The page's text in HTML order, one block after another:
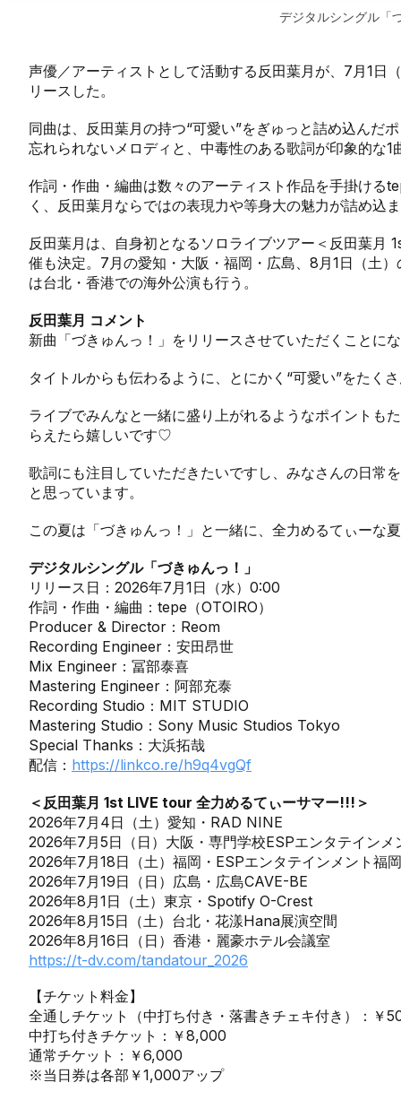
デジタルシングル「
声優／アーティストとして活動する反田葉月が、7月1日
リースした。
同曲は、反田葉月の持つ“可愛い”をぎゅっと詰め込んだ
忘れられないメロディと、中毒性のある歌詞が印象的な1
作詞・作曲・編曲は数々のアーティスト作品を手掛ける
く、反田葉月ならではの表現力や等身大の魅力が詰め込
反田葉月は、自身初となるソロライブツアー＜反田葉
催も決定。7月の愛知・大阪・福岡・広島、8月1日（土
は台北・香港での海外公演も行う。
反田葉月 コメント
新曲「づきゅんっ！」をリリースさせていただくことに
タイトルからも伝わるように、とにかく“可愛い”をたく
ライブでみんなと一緒に盛り上がれるようなポイントも
らえたら嬉しいです♡
歌詞にも注目していただきたいですし、みなさんの日常
と思っています。
この夏は「づきゅんっ！」と一緒に、全力めるてぃーな
デジタルシングル「づきゅんっ！」
リリース日：2026年7月1日（水）0:00
作詞・作曲・編曲：tepe（OTOIRO）
Producer & Director：Reom
Recording Engineer：安田昂世
Mix Engineer：冨部泰喜
Mastering Engineer：阿部充泰
Recording Studio：MIT STUDIO
Mastering Studio：Sony Music Studios Tokyo
Special Thanks：大浜拓哉
配信： https://linkco.re/h9q4vgQf
＜反田葉月 1st LIVE tour 全力めるてぃーサマー!!!＞
2026年7月4日（土）愛知・RAD NINE
2026年7月5日（日）大阪・専門学校ESPエンタテインメ
2026年7月18日（土）福岡・ESPエンタテインメント福
2026年7月19日（日）広島・広島CAVE-BE
2026年8月1日（土）東京・Spotify O-Crest
2026年8月15日（土）台北・花漾Hana展演空間
2026年8月16日（日）香港・麗豪ホテル会議室
https://t-dv.com/tandatour_2026
【チケット料金】
全通しチケット（中打ち付き・落書きチェキ付き）：￥
中打ち付きチケット：￥8,000
通常チケット：￥6,000
※当日券は各部￥1,000アップ